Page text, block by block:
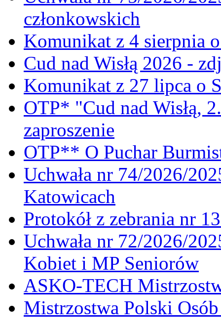
członkowskich
Komunikat z 4 sierpnia
Cud nad Wisłą 2026 -
Komunikat z 27 lipca o
OTP* "Cud nad Wisłą,
zaproszenie
OTP** O Puchar
Uchwała nr 74/2026/
Katowicach
Protokół z zebrania nr
Uchwała nr 72/2026/
Kobiet i MP Seniorów
ASKO-TECH
Mistrzostwa Polski